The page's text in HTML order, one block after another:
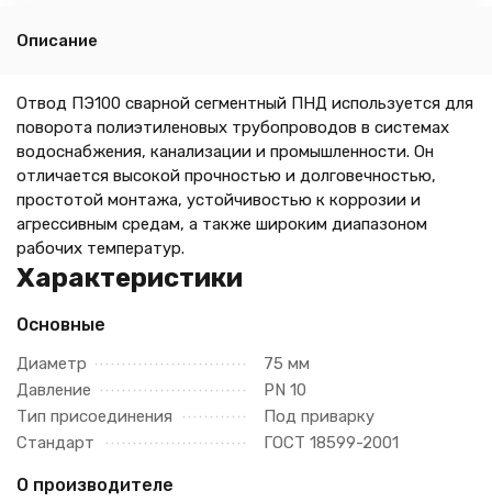
Описание
Отвод ПЭ100 сварной сегментный ПНД используется для
поворота полиэтиленовых трубопроводов в системах
водоснабжения, канализации и промышленности. Он
отличается высокой прочностью и долговечностью,
простотой монтажа, устойчивостью к коррозии и
агрессивным средам, а также широким диапазоном
рабочих температур.
Характеристики
Основные
Диаметр
75 мм
Давление
PN 10
Тип присоединения
Под приварку
Стандарт
ГОСТ 18599-2001
О производителе